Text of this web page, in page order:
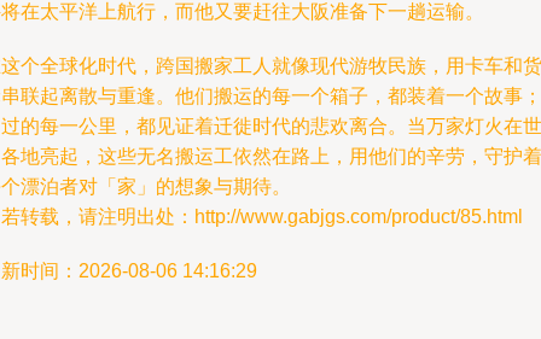
在太平洋上航行，而他又要赶往大阪准备下一趟运输。
个全球化时代，跨国搬家工人就像现代游牧民族，用卡车和货
联起离散与重逢。他们搬运的每一个箱子，都装着一个故事；
的每一公里，都见证着迁徙时代的悲欢离合。当万家灯火在世
地亮起，这些无名搬运工依然在路上，用他们的辛劳，守护着
漂泊者对「家」的想象与期待。
转载，请注明出处：http://www.gabjgs.com/product/85.html
时间：2026-08-06 14:16:29